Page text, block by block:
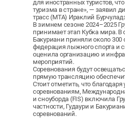
для иностранных туристов,
туризма в стране», — заявил
трасс (MTA) Ираклий
В зимнем сезоне 2024–2025
принимает этап Кубка мира.
Бакуриани приняли около
федерация лыжного спорта и
оценила организацию и
мероприятий.
Соревнования будут
прямую трансляцию
Стоит отметить, что
соревнованиям,
и сноуборда (FIS) включила
частности, Гудаури и
соревнований.